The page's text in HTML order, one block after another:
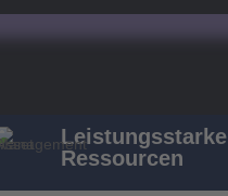
Leistungsstarke
Ressourcen